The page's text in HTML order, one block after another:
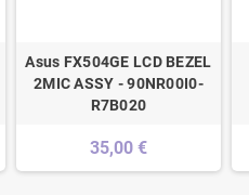
Asus FX504GE LCD BEZEL
2MIC ASSY - 90NR00I0-
R7B020
35,00 €